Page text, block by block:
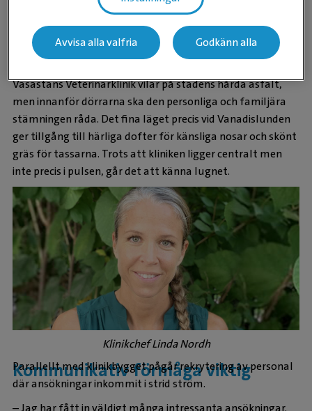
mysig och trygg för såväl djur som deras ägare. Katterna
och hundarna har separerade väntrum och
stallutrymmen för att undvika stress. Rullstolsbundna
djurägare kan använda klinikens hiss.
Vasastans Veterinärklinik vilar på stadens hårda asfalt,
men innanför dörrarna ska den personliga och familjära
stämningen råda. Det fina läget precis vid Vanadislunden
ger tillgång till härliga dofter för känsliga nosar och skönt
gräs för tassarna. Trots att kliniken ligger centralt men
inte precis i pulsen, går det att känna lugnet.
Klinikchef Linda Nordh
Kommunikativ förmåga viktig
Parallellt med klinikbygget pågår rekrytering av personal
där ansökningar inkommit i strid ström.
– Jag har fått in väldigt många intressanta ansökningar.
Avvisa alla valfria Godkänn alla